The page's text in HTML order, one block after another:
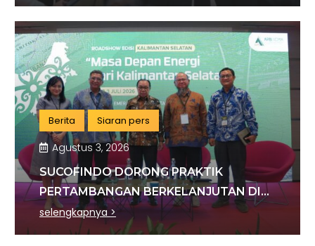
Berita Siaran pers
Agustus 3, 2026
SUCOFINDO DORONG PRAKTIK
PERTAMBANGAN BERKELANJUTAN DI
SEKTOR BATU BARA
selengkapnya >